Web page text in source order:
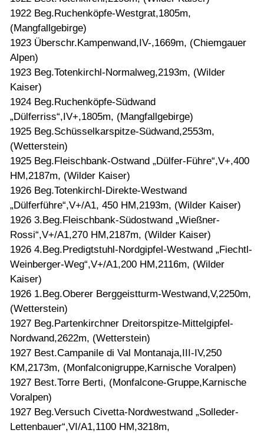
1922 Beg.Ruchenköpfe-Westgrat,1805m,
(Mangfallgebirge)
1923 Überschr.Kampenwand,IV-,1669m, (Chiemgauer
Alpen)
1923 Beg.Totenkirchl-Normalweg,2193m, (Wilder
Kaiser)
1924 Beg.Ruchenköpfe-Südwand
„Dülferriss“,IV+,1805m, (Mangfallgebirge)
1925 Beg.Schüsselkarspitze-Südwand,2553m,
(Wetterstein)
1925 Beg.Fleischbank-Ostwand „Dülfer-Führe“,V+,400
HM,2187m, (Wilder Kaiser)
1926 Beg.Totenkirchl-Direkte-Westwand
„Dülferführe“,V+/A1, 450 HM,2193m, (Wilder Kaiser)
1926 3.Beg.Fleischbank-Südostwand „Wießner-
Rossi“,V+/A1,270 HM,2187m, (Wilder Kaiser)
1926 4.Beg.Predigtstuhl-Nordgipfel-Westwand „Fiechtl-
Weinberger-Weg“,V+/A1,200 HM,2116m, (Wilder
Kaiser)
1926 1.Beg.Oberer Berggeistturm-Westwand,V,2250m,
(Wetterstein)
1927 Beg.Partenkirchner Dreitorspitze-Mittelgipfel-
Nordwand,2622m, (Wetterstein)
1927 Best.Campanile di Val Montanaja,III-IV,250
KM,2173m, (Monfalconigruppe,Karnische Voralpen)
1927 Best.Torre Berti, (Monfalcone-Gruppe,Karnische
Voralpen)
1927 Beg.Versuch Civetta-Nordwestwand „Solleder-
Lettenbauer“,VI/A1,1100 HM,3218m,